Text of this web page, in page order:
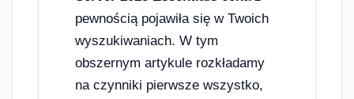
pewnością pojawiła się w Twoich
wyszukiwaniach. W tym
obszernym artykule rozkładamy
na czynniki pierwsze wszystko,